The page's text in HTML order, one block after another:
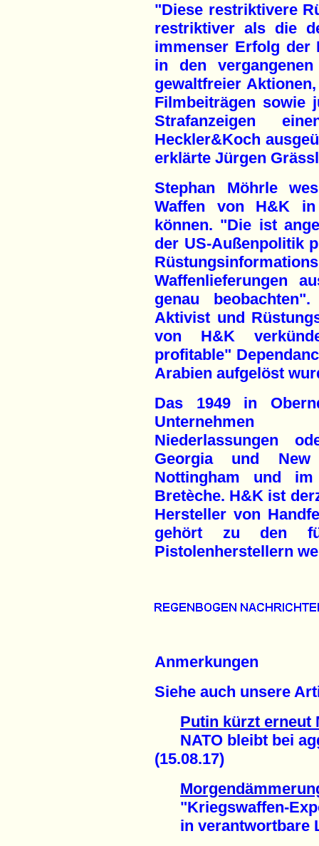
"Diese restriktivere
restriktiver als die
immenser Erfolg der
in den
gewaltfreier
Filmbeiträgen sowie
Strafanzeigen
Heckler&Koch
erklärte Jürgen
Stephan Möhrle
Waffen von H&K
können. "Die ist
der US-Außenpolitik
Waffenlieferungen
genau
Aktivist und
von H&K
profitable"
Arabien aufgelöst
Das 1949 in
Unternehmen
Niederlassungen
Georgia und
Nottingham und im
Bretèche. H&K ist
Hersteller von
gehört zu den
Pistolenherstellern
Anmerkungen
Siehe auch unsere
Putin kürzt erneut
NATO bleibt bei
(15.08.17)
"Kriegswaffen-
in verantwortbare